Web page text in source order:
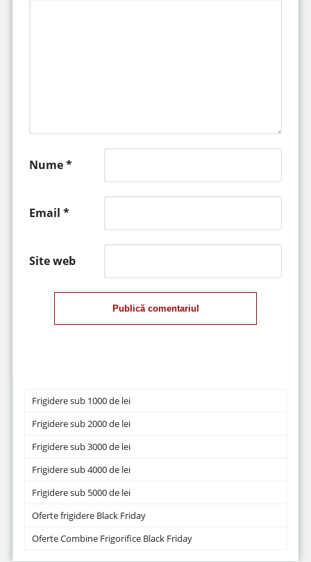
Nume*
Email *
Site web
Publică comentariul
Frigidere sub 1000 de lei
Frigidere sub 2000 de lei
Frigidere sub 3000 de lei
Frigidere sub 4000 de lei
Frigidere sub 5000 de lei
Oferte frigidere Black Friday
Oferte Combine Frigorifice Black Friday